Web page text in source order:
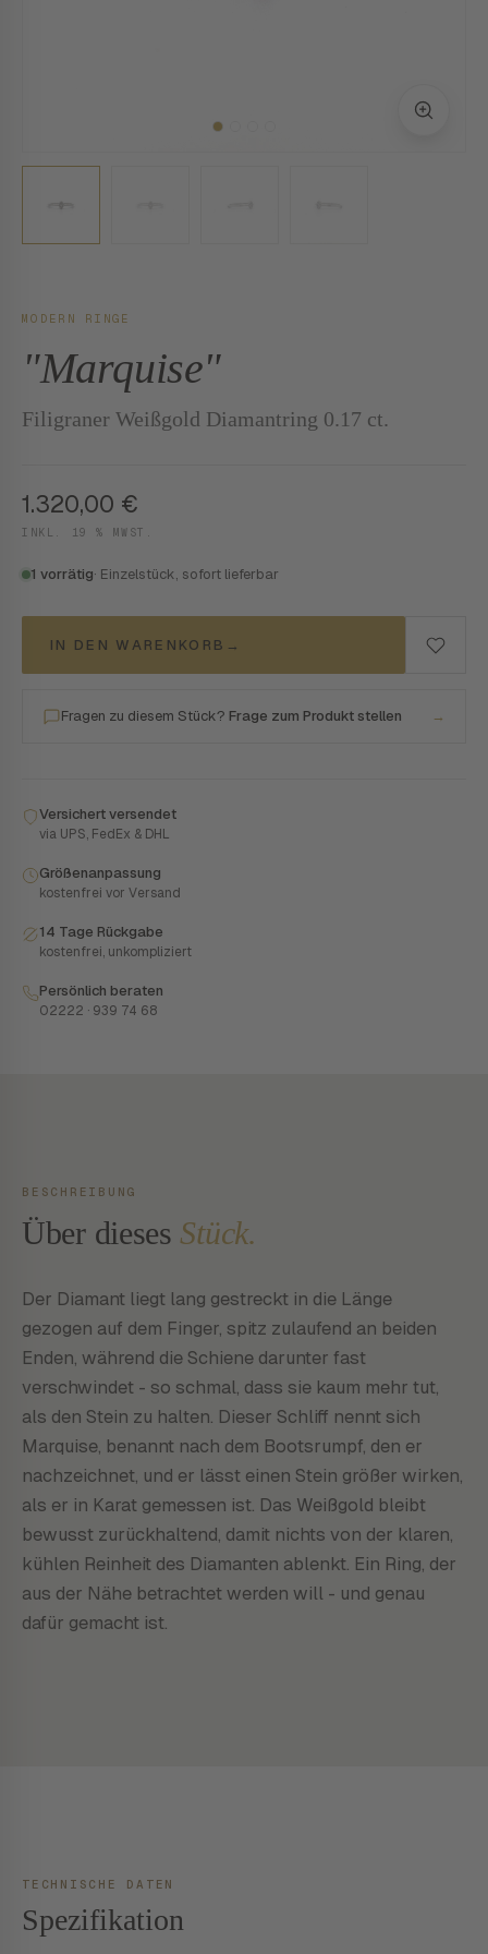
MODERN RINGE
"Marquise"
Filigraner Weißgold Diamantring 0.17 ct.
1.320,00 €
INKL. 19 % MWST.
1 vorrätig· Einzelstück, sofort lieferbar
IN DEN WARENKORB →
Fragen zu diesem Stück? Frage zum Produkt stellen →
Versichert versendet
via UPS, FedEx & DHL
Größenanpassung
kostenfrei vor Versand
14 Tage Rückgabe
kostenfrei, unkompliziert
Persönlich beraten
02222 · 939 74 68
BESCHREIBUNG
Über dieses Stück.
Der Diamant liegt lang gestreckt in die Länge
gezogen auf dem Finger, spitz zulaufend an beiden
Enden, während die Schiene darunter fast
verschwindet - so schmal, dass sie kaum mehr tut,
als den Stein zu halten. Dieser Schliff nennt sich
Marquise, benannt nach dem Bootsrumpf, den er
nachzeichnet, und er lässt einen Stein größer wirken,
als er in Karat gemessen ist. Das Weißgold bleibt
bewusst zurückhaltend, damit nichts von der klaren,
kühlen Reinheit des Diamanten ablenkt. Ein Ring, der
aus der Nähe betrachtet werden will - und genau
dafür gemacht ist.
TECHNISCHE DATEN
Spezifikation